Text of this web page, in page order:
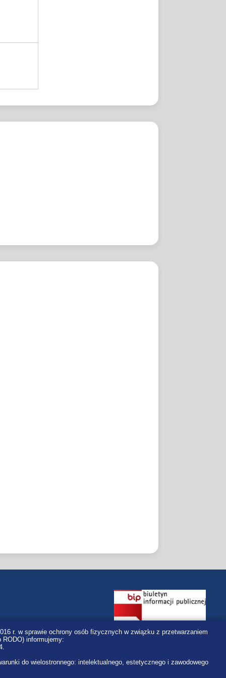
r. w sprawie ochrony osób fizycznych w związku z przetwarzaniem
RODO) informujemy:
do wielostronnego: intelektualnego, estetycznego i zawodowego